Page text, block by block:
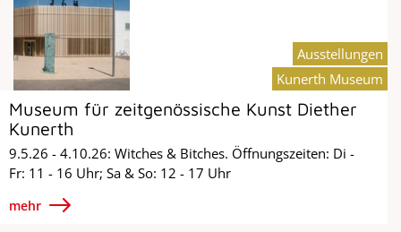
Museum für zeitgenössische Kunst Diether
Kunerth
9.5.26 - 4.10.26: Witches & Bitches. Öffnungszeiten: Di -
Fr: 11 - 16 Uhr; Sa & So: 12 - 17 Uhr
mehr
Ausstellungen
Kunerth Museum